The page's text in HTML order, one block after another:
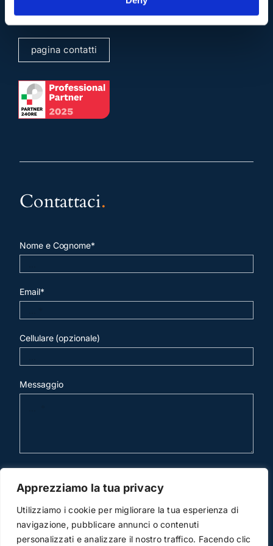
Apprezziamo la tua privacy
Utilizziamo i cookie per migliorare la tua esperienza di
navigazione, pubblicare annunci o contenuti
personalizzati e analizzare il nostro traffico. Facendo clic
sergioscicchitano@ordineavvocatiroma.org
pagina contatti
Contattaci.
Nome e Cognome*
Email*
Cellulare (opzionale)
Messaggio
invia mail